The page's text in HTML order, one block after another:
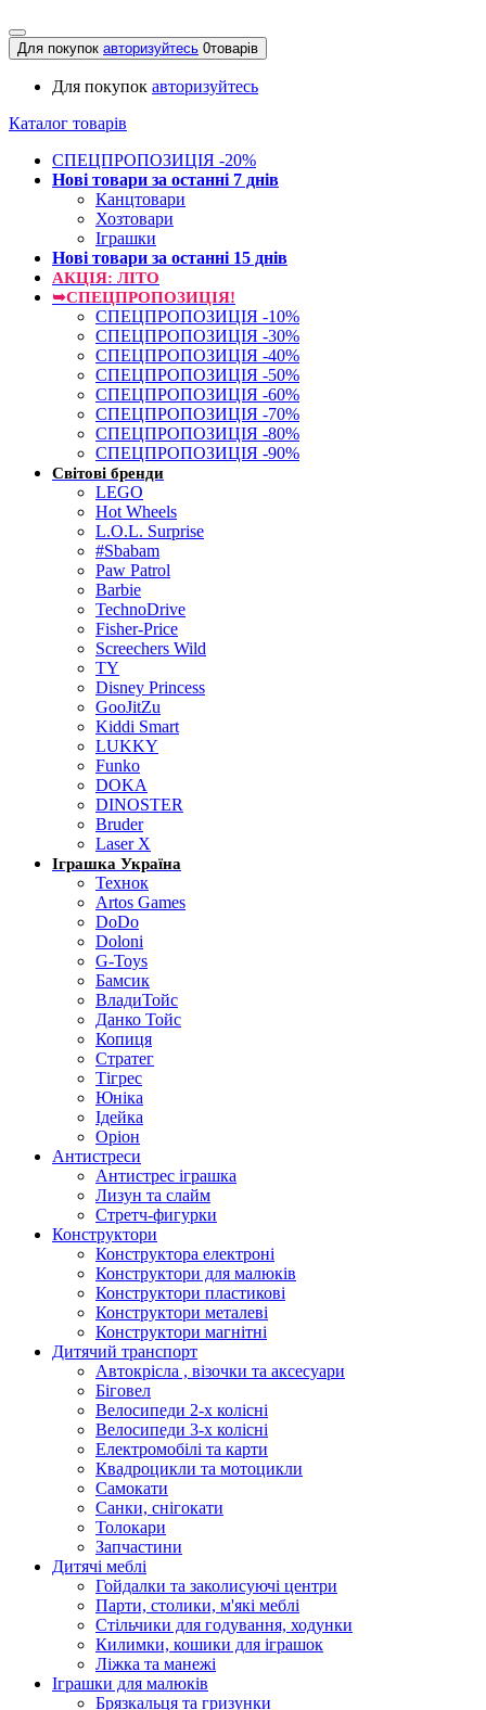
Для покупок авторизуйтесь 0товарів
Для покупок авторизуйтесь
Каталог товарів
СПЕЦПРОПОЗИЦІЯ -20%
Нові товари за останнi 7 днiв
Канцтовари
Хозтовари
Іграшки
Нові товари за останнi 15 днiв
АКЦІЯ: ЛІТО
➥СПЕЦПРОПОЗИЦІЯ!
СПЕЦПРОПОЗИЦІЯ -10%
СПЕЦПРОПОЗИЦІЯ -30%
СПЕЦПРОПОЗИЦІЯ -40%
СПЕЦПРОПОЗИЦІЯ -50%
СПЕЦПРОПОЗИЦІЯ -60%
СПЕЦПРОПОЗИЦІЯ -70%
СПЕЦПРОПОЗИЦІЯ -80%
СПЕЦПРОПОЗИЦІЯ -90%
Світові бренди
LEGO
Hot Wheels
L.O.L. Surprise
#Sbabam
Paw Patrol
Barbie
TechnoDrive
Fisher-Price
Screechers Wild
TY
Disney Princess
GooJitZu
Kiddi Smart
LUKKY
Funko
DOKA
DINOSTER
Bruder
Laser X
Іграшка Україна
Технок
Artos Games
DoDo
Doloni
G-Toys
Бамсик
ВладиТойс
Данко Тойс
Копиця
Стратег
Тігрес
Юніка
Ідейка
Оріон
Антистреси
Антистрес іграшка
Лизун та слайм
Стретч-фигурки
Конструктори
Конструктора електроні
Конструктори для малюків
Конструктори пластикові
Конструктори металеві
Конструктори магнітні
Дитячий транспорт
Автокрісла , візочки та аксесуари
Біговел
Велосипеди 2-х колісні
Велосипеди 3-х колісні
Електромобілі та карти
Квадроцикли та мотоцикли
Самокати
Санки, снігокати
Толокари
Запчастини
Дитячі меблі
Гойдалки та заколисуючі центри
Парти, столики, м'які меблі
Стільчики для годування, ходунки
Килимки, кошики для іграшок
Ліжка та манежі
Іграшки для малюків
Брязкальця та гризунки